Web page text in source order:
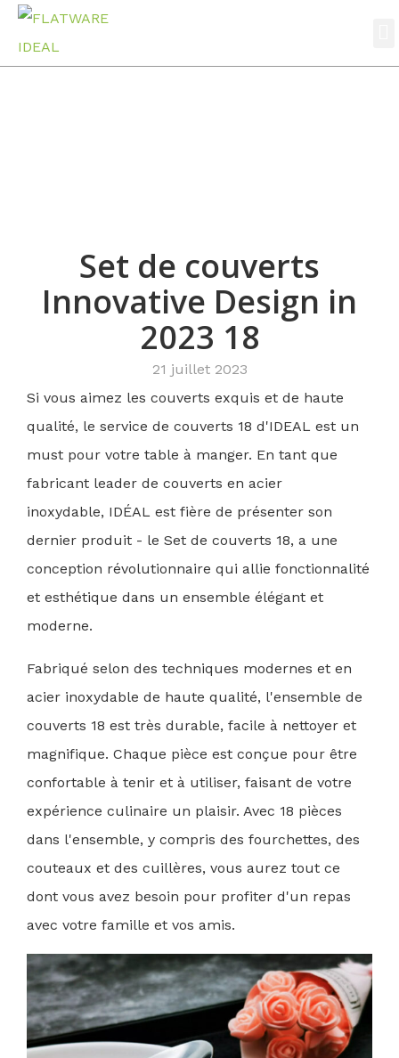
Set de couverts
Innovative Design in
2023 18
21 juillet 2023
Si vous aimez les couverts exquis et de haute
qualité, le service de couverts 18 d'IDEAL est un
must pour votre table à manger. En tant que
fabricant leader de couverts en acier
inoxydable, IDÉAL est fière de présenter son
dernier produit - le Set de couverts 18, a une
conception révolutionnaire qui allie fonctionnalité
et esthétique dans un ensemble élégant et
moderne.
Fabriqué selon des techniques modernes et en
acier inoxydable de haute qualité, l'ensemble de
couverts 18 est très durable, facile à nettoyer et
magnifique. Chaque pièce est conçue pour être
confortable à tenir et à utiliser, faisant de votre
expérience culinaire un plaisir. Avec 18 pièces
dans l'ensemble, y compris des fourchettes, des
couteaux et des cuillères, vous aurez tout ce
dont vous avez besoin pour profiter d'un repas
avec votre famille et vos amis.